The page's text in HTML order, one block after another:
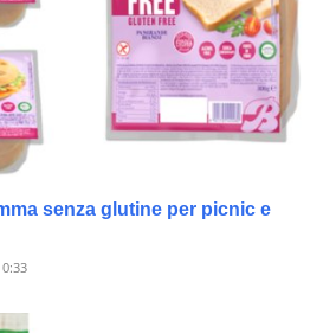
senza glutine per picnic e